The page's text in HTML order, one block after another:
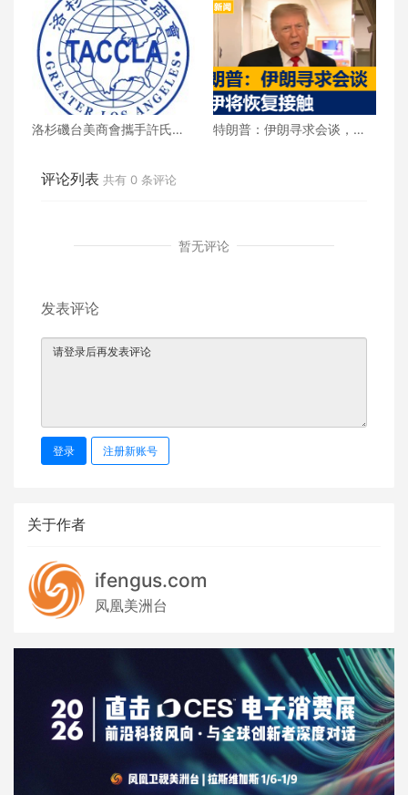
洛杉磯台美商會攜手許氏參
特朗普：伊朗寻求会谈，美
评论列表 共有 0 条评论
暂无评论
发表评论
登录 注册新账号
关于作者
ifengus.com
凤凰美洲台